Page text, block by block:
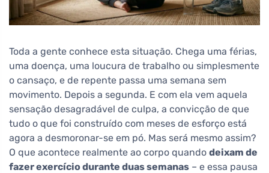
Toda a gente conhece esta situação. Chega uma férias,
uma doença, uma loucura de trabalho ou simplesmente
o cansaço, e de repente passa uma semana sem
movimento. Depois a segunda. E com ela vem aquela
sensação desagradável de culpa, a convicção de que
tudo o que foi construído com meses de esforço está
agora a desmoronar-se em pó. Mas será mesmo assim?
O que acontece realmente ao corpo quando deixam de
fazer exercício durante duas semanas – e essa pausa